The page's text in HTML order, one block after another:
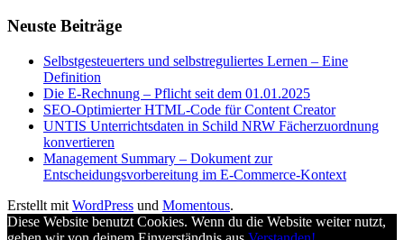
Neuste Beiträge
Selbstgesteuerters und selbstreguliertes Lernen – Eine
Definition
Die E-Rechnung – Pflicht seit dem 01.01.2025
SEO-Optimierter HTML-Code für Content Creator
UNTIS Unterrichtsdaten in Schild NRW Fächerzuordnung
konvertieren
Management Summary – Dokument zur
Entscheidungsvorbereitung im E-Commerce-Kontext
Erstellt mit WordPress und Momentous.
Diese Website benutzt Cookies. Wenn du die Website weiter nutzt,